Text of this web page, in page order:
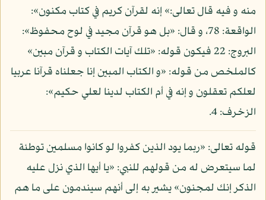
منه و فيه قال تعالى:» إنه لقرآن كريم في كتاب مكنون»:
الواقعة: 78، و قال: «بل هو قرآن مجيد في لوح محفوظ»:
البروج: 22 فيكون قوله: «تلك آيات الكتاب و قرآن مبين»
كالملخص من قوله: «و الكتاب المبين إنا جعلناه قرآنا عربيا
لعلكم تعقلون و إنه في أم الكتاب لدينا لعلي حكيم»:
الزخرف: 4.
قوله تعالى: «ربما يود الذين كفروا لو كانوا مسلمين توطئة
لما سيتعرض له من قولهم للنبي: «يا أيها الذي نزل عليه
الذكر إنك لمجنون» يشير به إلى أنهم سيندمون على ما هم